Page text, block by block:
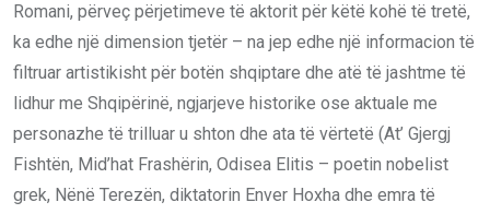
Romani, përveç përjetimeve të aktorit për këtë kohë të tretë,
ka edhe një dimension tjetër – na jep edhe një informacion të
filtruar artistikisht për botën shqiptare dhe atë të jashtme të
lidhur me Shqipërinë, ngjarjeve historike ose aktuale me
personazhe të trilluar u shton dhe ata të vërtetë (At’ Gjergj
Fishtën, Mid’hat Frashërin, Odisea Elitis – poetin nobelist
grek, Nënë Terezën, diktatorin Enver Hoxha dhe emra të